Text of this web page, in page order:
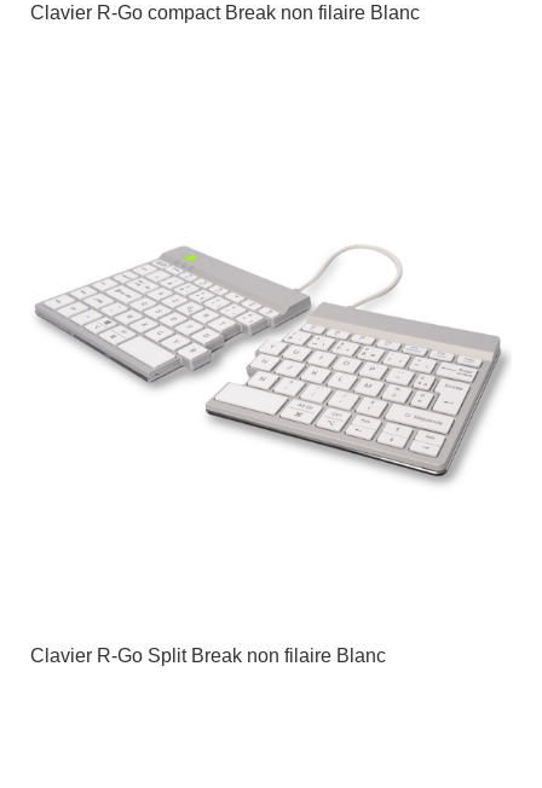
Clavier R-Go compact Break non filaire Blanc
Clavier R-Go Split Break non filaire Blanc